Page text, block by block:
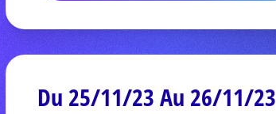
Du 25/11/23 Au 26/11/23